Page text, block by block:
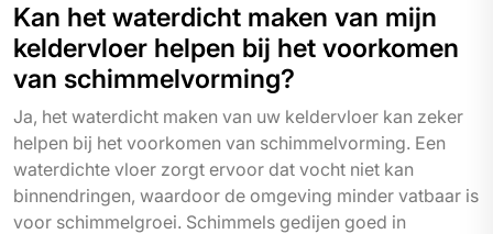
Kan het waterdicht maken van mijn
keldervloer helpen bij het voorkomen
van schimmelvorming?
Ja, het waterdicht maken van uw keldervloer kan zeker
helpen bij het voorkomen van schimmelvorming. Een
waterdichte vloer zorgt ervoor dat vocht niet kan
binnendringen, waardoor de omgeving minder vatbaar is
voor schimmelgroei. Schimmels gedijen goed in